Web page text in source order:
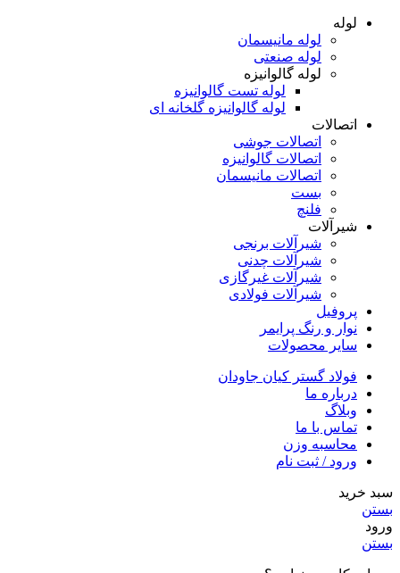
لوله
لوله مانیسمان
لوله صنعتی
لوله گالوانیزه
لوله تست گالوانیزه
لوله گالوانیزه گلخانه ای
اتصالات
اتصالات جوشی
اتصالات گالوانیزه
اتصالات مانیسمان
بست
فلنچ
شیرآلات
شیرآلات برنجی
شیرآلات چدنی
شیرآلات غیرگازی
شیرآلات فولادی
پروفیل
نوار و رنگ پرایمر
سایر محصولات
فولاد گستر کیان جاودان
درباره ما
وبلاگ
تماس با ما
محاسبه وزن
ورود / ثبت نام
سبد خرید
بستن
ورود
بستن